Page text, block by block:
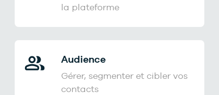
la plateforme
Audience
Gérer, segmenter et cibler vos
contacts